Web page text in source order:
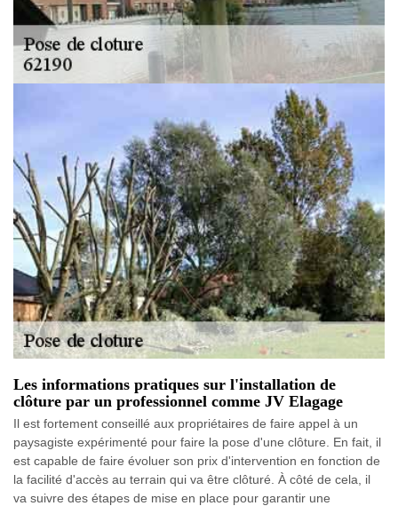
Les informations pratiques sur l'installation de
clôture par un professionnel comme JV Elagage
Il est fortement conseillé aux propriétaires de faire appel à un
paysagiste expérimenté pour faire la pose d'une clôture. En fait, il
est capable de faire évoluer son prix d'intervention en fonction de
la facilité d'accès au terrain qui va être clôturé. À côté de cela, il
va suivre des étapes de mise en place pour garantir une